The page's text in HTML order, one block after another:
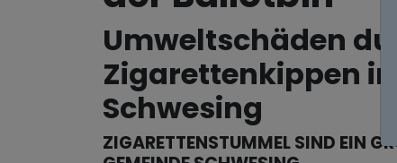
Umweltschäden
Zigarettenkippen in
Schwesing
ZIGARETTENSTUMMEL SIND EIN